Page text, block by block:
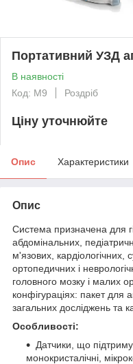
Портативний УЗД
В наявності
Код: М9
Роздріб
Ціну уточнюйте
Опис Характеристики
Опис
Система призначена для
абдомінальних,
м'язових, кардіологічних,
ортопедичних і
головного мозку і малих
конфігураціях: пакет для
загальних досліджень та
Особливості:
Датчики, що
монокристалічні,